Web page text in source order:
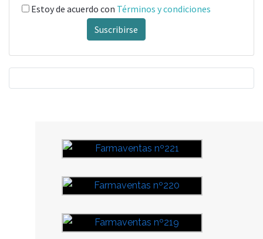
Estoy de acuerdo con Términos y condiciones
Suscribirse